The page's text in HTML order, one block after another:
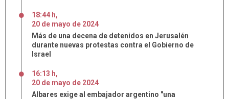
18:44 h,
20 de mayo de 2024
Más de una decena de detenidos en Jerusalén
durante nuevas protestas contra el Gobierno de
Israel
16:13 h,
20 de mayo de 2024
Albares exige al embajador argentino "una